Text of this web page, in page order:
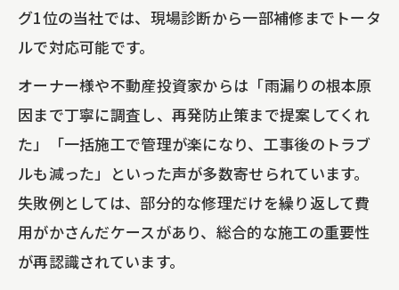
グ1位の当社では、現場診断から一部補修までトータ
ルで対応可能です。
オーナー様や不動産投資家からは「雨漏りの根本原
因まで丁寧に調査し、再発防止策まで提案してくれ
た」「一括施工で管理が楽になり、工事後のトラブ
ルも減った」といった声が多数寄せられています。
失敗例としては、部分的な修理だけを繰り返して費
用がかさんだケースがあり、総合的な施工の重要性
が再認識されています。